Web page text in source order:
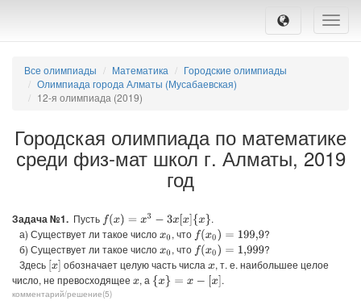
Toggle
Все олимпиады Математика
Городские олимпиады
Олимпиада города Алматы (Мусабаевская)
12-я олимпиада (2019)
Городская олимпиада по математике
среди физ-мат школ г. Алматы, 2019
год
Задача №1. Пусть (x)=x 3− 3x[x ]{x }
.
а) Существует ли такое числоx0, чтоf(x0)=199 9
?
б) Существует ли такое числоx0, чтоf(x0)=1 ,999
?
Здесь x] обозначает целую часть числаx, т. е. наибольшее целое
число, не превосходящее x, а {x}=x −[x] .
комментарий/решение(5)